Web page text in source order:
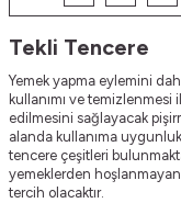
Tekli Tencere
Yemek yapma eylemini
kullanımı ve
edilmesini sağlayacak
alanda kullanıma
tencere çeşitleri
yemeklerden
tercih olacaktır.